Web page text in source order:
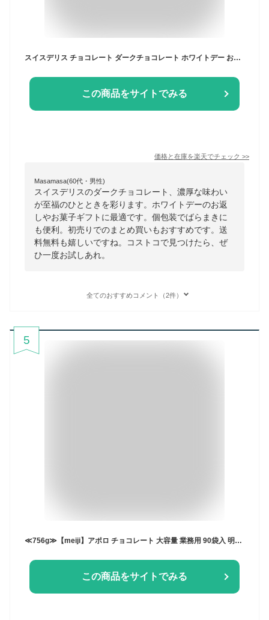
スイスデリス チョコレート ダークチョコレート ホワイトデー お返し お菓子 初売り 個包装 送料無料 Swiss Delice チョコレート ばらまき コストコ
この商品をサイトでみる
価格と在庫を楽天でチェック >>
Masamasa(60代・男性)
スイスデリスのダークチョコレート、濃厚な味わい
が至福のひとときを彩ります。ホワイトデーのお返
しやお菓子ギフトに最適です。個包装でばらまきに
も便利。初売りでのまとめ買いもおすすめです。送
料無料も嬉しいですね。コストコで見つけたら、ぜ
ひ一度お試しあれ。
全てのおすすめコメント（2件）
5
≪756g≫【meiji】アポロ チョコレート 大容量 業務用 90袋入 明治チョコレート いちごチョコ ミルクチョコ 食べきりサイズ 個包装 お菓子 特大セット 誕生日 バレンタイン ホワイトデー プチギフト クリスマス デコレーション【costco コストコ コストコ通販】★送料無料★
この商品をサイトでみる